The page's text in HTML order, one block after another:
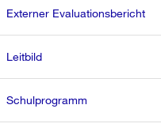
Externer Evaluationsbericht
Leitbild
Schulprogramm